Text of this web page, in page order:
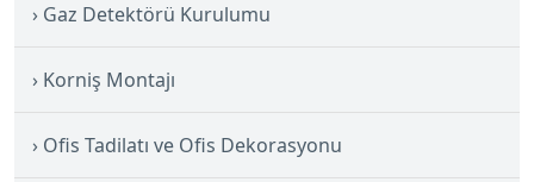
Gaz Detektörü Kurulumu
Korniş Montajı
Ofis Tadilatı ve Ofis Dekorasyonu